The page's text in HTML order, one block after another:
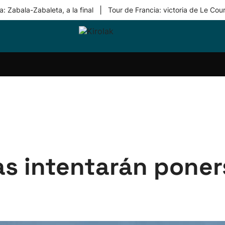
Zabala-Zabaleta, a la final Tour de Francia: victoria de Le
Equipos
intentarán